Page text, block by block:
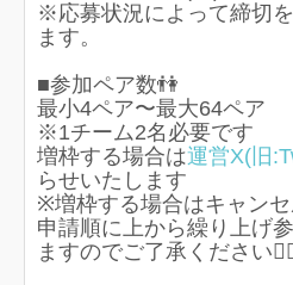
※応募状況によって締切
ます。
■参加ペア数👫
最小4ペア〜最大64ペア
※1チーム2名必要です
増枠する場合は運営X(旧
らせいたします
※増枠する場合はキャン
申請順に上から繰り上げ
ますのでご了承ください